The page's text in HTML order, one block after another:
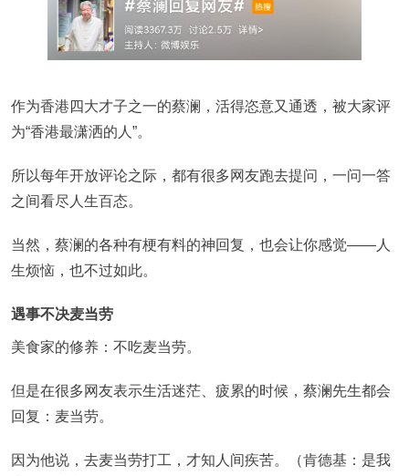
作为香港四大才子之一的蔡澜，活得恣意又通透，被大家评
为“香港最潇洒的人”。
所以每年开放评论之际，都有很多网友跑去提问，一问一答
之间看尽人生百态。
当然，蔡澜的各种有梗有料的神回复，也会让你感觉——人
生烦恼，也不过如此。
遇事不决麦当劳
美食家的修养：不吃麦当劳。
但是在很多网友表示生活迷茫、疲累的时候，蔡澜先生都会
回复：麦当劳。
因为他说，去麦当劳打工，才知人间疾苦。（肯德基：是我